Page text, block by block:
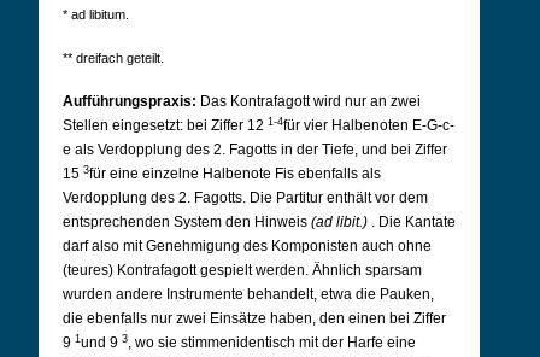
* ad libitum.
** dreifach geteilt.
Aufführungspraxis: Das Kontrafagott wird nur an zwei
Stellen eingesetzt: bei Ziffer 12 1-4für vier Halbenoten E-G-c-
e als Verdopplung des 2. Fagotts in der Tiefe, und bei Ziffer
15 3für eine einzelne Halbenote Fis ebenfalls als
Verdopplung des 2. Fagotts. Die Partitur enthält vor dem
entsprechenden System den Hinweis (ad libit.) . Die Kantate
darf also mit Genehmigung des Komponisten auch ohne
(teures) Kontrafagott gespielt werden. Ähnlich sparsam
wurden andere Instrumente behandelt, etwa die Pauken,
die ebenfalls nur zwei Einsätze haben, den einen bei Ziffer
9 1 und 9 3, wo sie stimmenidentisch mit der Harfe eine